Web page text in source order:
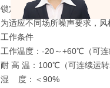
锁定在25Hz～50Hz）。
为适应不同场所噪声要求，
工作条件
工作温度：-20～+60℃（可连
耐 高 温：100℃（可连续运
湿 度：＜90%